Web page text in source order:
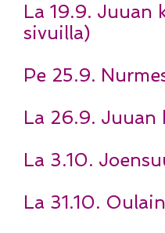
La 19.9. Juuan
sivuilla)
Pe 25.9.
La 26.9.
La 3.10.
La 31.10.